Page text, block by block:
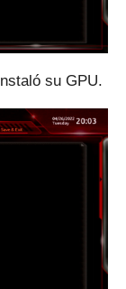
su GPU.